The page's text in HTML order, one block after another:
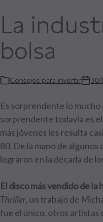
La
bolsa
Consejos para invertir 30/
Es sorprendente lo mucho
sorprendente todavía es
más jóvenes les resulta
80. De la mano de
lograron en la década de
El disco más vendido de
Thriller, un trabajo de
fue el único, otros artistas